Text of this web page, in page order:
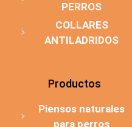
PERROS
COLLARES
ANTILADRIDOS
Productos
Piensos naturales
para perros